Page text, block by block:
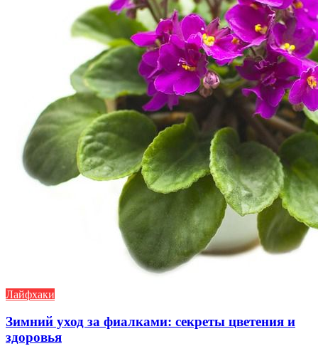
Лайфхаки
Зимний уход за фиалками: секреты цветения и
здоровья